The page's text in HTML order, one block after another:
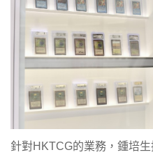
針對HKTCG的業務，鍾培